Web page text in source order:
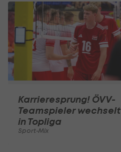
Karrieresprung! ÖVV-
Teamspieler wechselt
in Topliga
Sport-Mix